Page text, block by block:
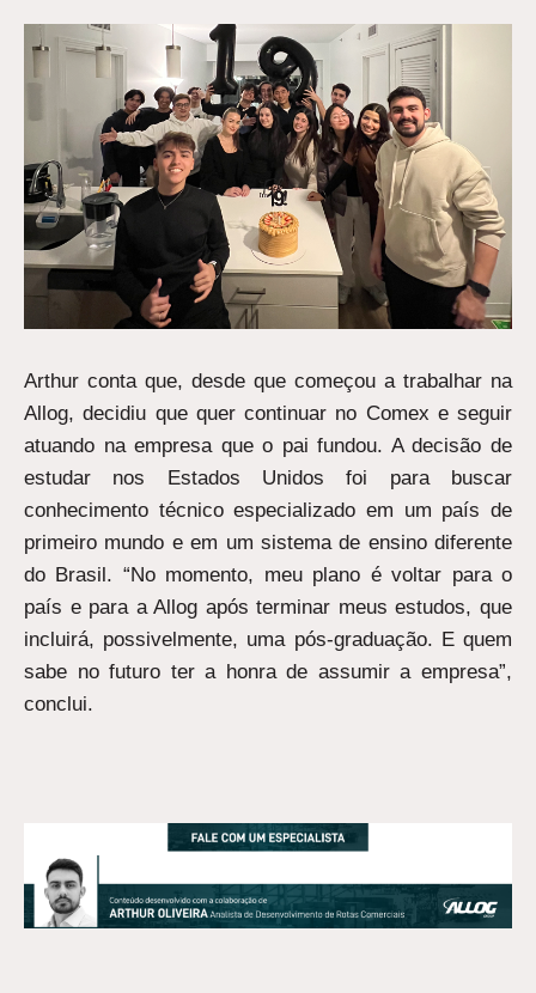
Arthur conta que, desde que começou a trabalhar na
Allog, decidiu que quer continuar no Comex e seguir
atuando na empresa que o pai fundou. A decisão de
estudar nos Estados Unidos foi para buscar
conhecimento técnico especializado em um país de
primeiro mundo e em um sistema de ensino diferente
do Brasil. “No momento, meu plano é voltar para o
país e para a Allog após terminar meus estudos, que
incluirá, possivelmente, uma pós-graduação. E quem
sabe no futuro ter a honra de assumir a empresa”,
conclui.